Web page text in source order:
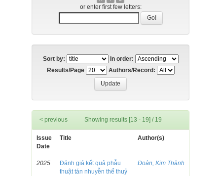
or enter first few letters:
Sort by:
In order:
Results/Page
Authors/Record:
Showing results [13 - 19] / 19
< previous
Issue
Date
Title Author(s)
2025
Đánh giá kết quả phẫu
thuật tán nhuyễn thể thuỷ
Đoàn, Kim Thành